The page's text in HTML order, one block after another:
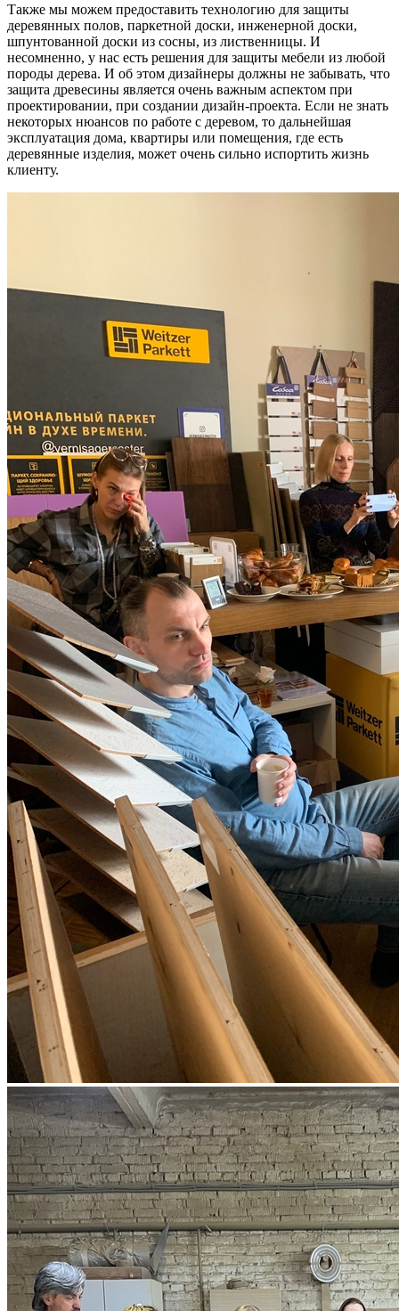
Также мы можем предоставить технологию для защиты
деревянных полов, паркетной доски, инженерной доски,
шпунтованной доски из сосны, из лиственницы. И
несомненно, у нас есть решения для защиты мебели из любой
породы дерева. И об этом дизайнеры должны не забывать, что
защита древесины является очень важным аспектом при
проектировании, при создании дизайн-проекта. Если не знать
некоторых нюансов по работе с деревом, то дальнейшая
эксплуатация дома, квартиры или помещения, где есть
деревянные изделия, может очень сильно испортить жизнь
клиенту.